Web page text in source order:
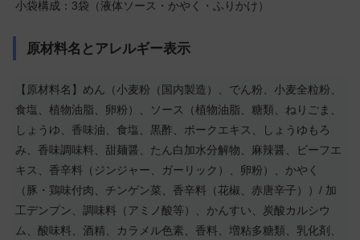
小袋構成：3袋（液体ソース・かやく・ふりかけ）
原材料名とアレルギー表示
【原材料名】めん（小麦粉（国内製造）、でん粉、小麦全粒粉、
食塩、植物油脂、卵粉）、ソース（植物油脂、糖類、ねりごま、
しょうゆ、香味油、食塩、黒酢、ポークエキス、しょうゆもろ
み、香味調味料、甜麺醤、たん白加水分解物、麻辣醤、ビーフエ
キス、香辛料（ジンジャー、ガーリック）、卵粉）、かやく
（豚・鶏味付肉、チンゲン菜、香辛料（花椒、赤唐辛子））/ 加
工デンプン、調味料（アミノ酸等）、かんすい、炭酸カルシウ
ム、酸味料、酒精、カラメル色素、香料、増粘多糖類、乳化剤、